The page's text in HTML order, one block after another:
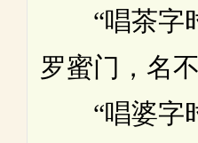
“唱茶字
罗蜜门，名
“唱婆字